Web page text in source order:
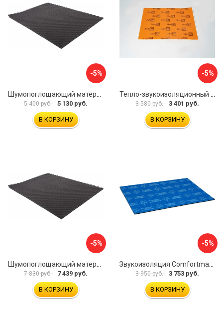
-5%
Шумопоглощающий материал Dreamcar Wave 15 WD-15M-S075100P1046
5 400 руб. 5 130 руб.
В КОРЗИНУ
-5%
Тепло-звукоизоляционный материал Шумофф П4В БП000000433
3 580 руб. 3 401 руб.
В КОРЗИНУ
-5%
7 830 руб. 7 439 руб.
В КОРЗИНУ
-5%
3 950 руб. 3 753 руб.
В КОРЗИНУ